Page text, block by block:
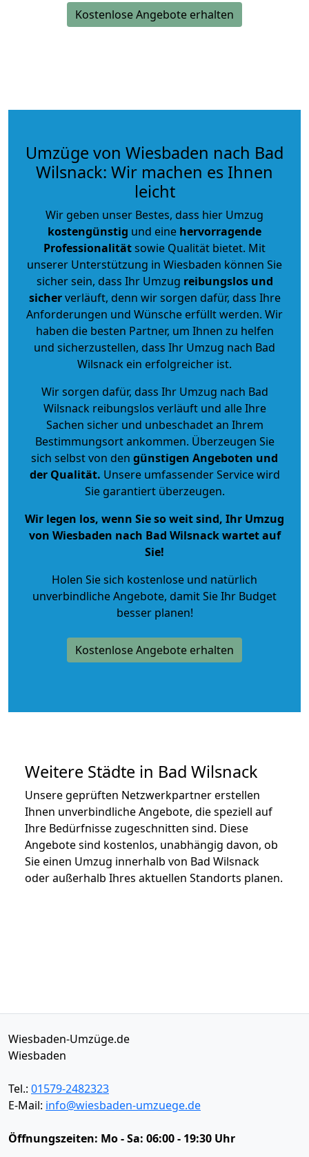
Kostenlose Angebote erhalten
Umzüge von Wiesbaden nach Bad
Wilsnack: Wir machen es Ihnen
leicht
Wir geben unser Bestes, dass hier Umzug
kostengünstig und eine hervorragende
Professionalitätsowie Qualität bietet. Mit
unserer Unterstützung in Wiesbaden können Sie
sicher sein, dass Ihr Umzug reibungslos und
sicherverläuft, denn wir sorgen dafür, dass Ihre
Anforderungen und Wünsche erfüllt werden. Wir
haben die besten Partner, um Ihnen zu helfen
und sicherzustellen, dass Ihr Umzug nach Bad
Wilsnack ein erfolgreicher ist.
Wir sorgen dafür, dass Ihr Umzug nach Bad
Wilsnack reibungslos verläuft und alle Ihre
Sachen sicher und unbeschadet an Ihrem
Bestimmungsort ankommen. Überzeugen Sie
sich selbst von den günstigen Angeboten und
der Qualität. Unsere umfassender Service wird
Sie garantiert überzeugen.
Wir legen los, wenn Sie so weit sind, Ihr Umzug
von Wiesbaden nach Bad Wilsnack wartet auf
Sie!
Holen Sie sich kostenlose und natürlich
unverbindliche Angebote, damit Sie Ihr Budget
besser planen!
Kostenlose Angebote erhalten
Weitere Städte in Bad Wilsnack
Unsere geprüften Netzwerkpartner erstellen
Ihnen unverbindliche Angebote, die speziell auf
Ihre Bedürfnisse zugeschnitten sind. Diese
Angebote sind kostenlos, unabhängig davon, ob
Sie einen Umzug innerhalb von Bad Wilsnack
oder außerhalb Ihres aktuellen Standorts planen.
Wiesbaden-Umzüge.de
Wiesbaden
Tel.: 01579-2482323
E-Mail: info@wiesbaden-umzuege.de
Öffnungszeiten: Mo - Sa: 06:00 - 19:30 Uhr